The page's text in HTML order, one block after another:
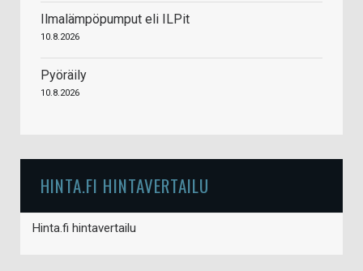
Ilmalämpöpumput eli ILPit
10.8.2026
Pyöräily
10.8.2026
HINTA.FI HINTAVERTAILU
Hinta.fi hintavertailu